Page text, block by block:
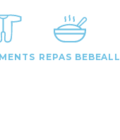
REPAS BEBE